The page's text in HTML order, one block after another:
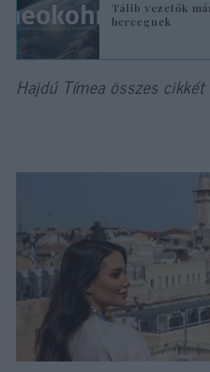
Tálib vezetők
hercegnek
Hajdú Tímea összes